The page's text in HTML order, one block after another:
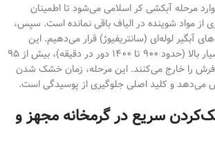
مرحله آبکشی کر اسلامی می‌شود تا اطمینان
از مواد شوینده در الیاف باقی نمانده است. سپس،
آبگیر لوله‌ای (سانتریفیوژ) قرار می‌دهیم. این
دستگاه‌ها با چرخش بسیار بالا (حدود ۹۰۰ تا ۱۴۰۰ دور در دقیقه)، بیش از ۹۵
را خارج می‌کنند. این مرحله، زمان خشک شدن
می‌دهد و کلید اصلی جلوگیری از پوسیدگی است.
۵: خشک‌کردن سریع در گرمخانه مجهز و